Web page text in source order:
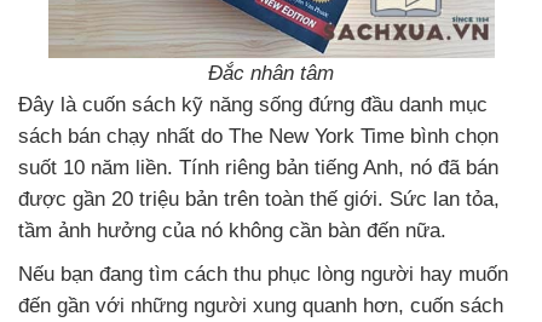
Đắc nhân tâm
Đây là cuốn sách kỹ năng sống đứng đầu danh mục
sách bán chạy nhất do The New York Time bình chọn
suốt 10 năm liền. Tính riêng bản tiếng Anh, nó đã bán
được gần 20 triệu bản trên toàn thế giới. Sức lan tỏa,
tầm ảnh hưởng của nó không cần bàn đến nữa.
Nếu bạn đang tìm cách thu phục lòng người hay muốn
đến gần với những người xung quanh hơn, cuốn sách